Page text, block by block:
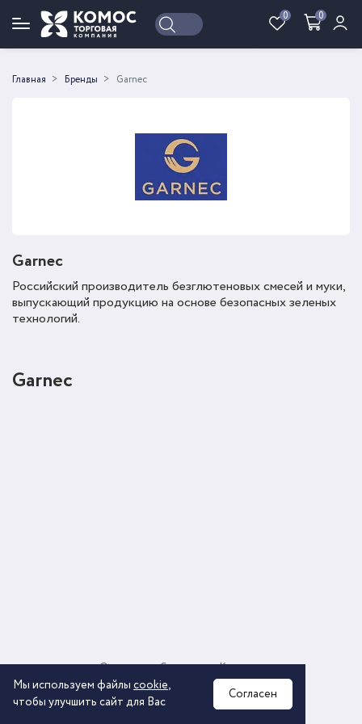
0 0
Войти Регистрация
Главная Бренды Garnec
Garnec
Российский производитель безглютеновых смесей и муки,
выпускающий продукцию на основе безопасных зеленых
технологий.
Garnec
2026 © ООО «КОМОС ГРУПП» «Торговая компания»
О компании Соглашение
Политика обработки персональных данных
Контакты
Мы используем файлы cookie,
чтобы улучшить сайт для Вас
Согласен